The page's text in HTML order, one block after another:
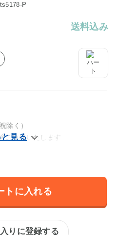
P
送料込み
除く）
ご連絡いたします
トに入れる
りに登録する